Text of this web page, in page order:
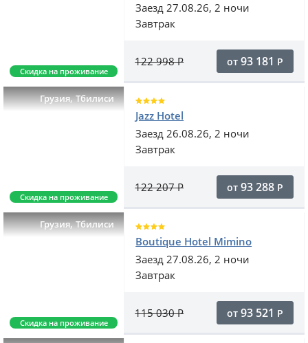
Скидка на проживание
Заезд 27.08.26, 2 ночи
Завтрак
122 998Р от 93 181 Р
Грузия,Тбилиси
Скидка на проживание
Jazz Hotel
Заезд 26.08.26, 2 ночи
Завтрак
122 207Р от 93 288 Р
Грузия,Тбилиси
Скидка на проживание
Boutique Hotel Mimino
Заезд 27.08.26, 2 ночи
Завтрак
115 030Р от 93 521 Р